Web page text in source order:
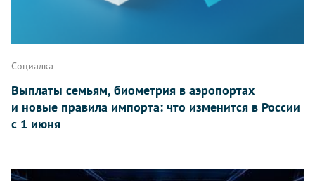
Социалка
Выплаты семьям, биометрия в аэропортах
и новые правила импорта: что изменится в России
с 1 июня